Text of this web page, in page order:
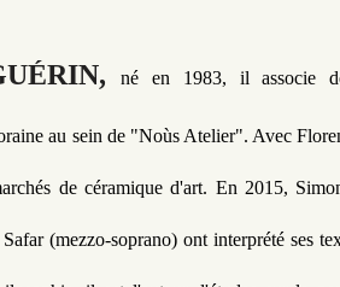
né en 1983, il associe
au sein de "Noùs Atelier". Avec
de céramique d'art. En 2015,
(mezzo-soprano) ont interprété ses